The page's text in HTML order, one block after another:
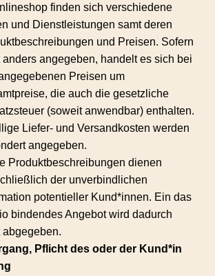
finden sich verschiedene
und Dienstleistungen samt deren
und Preisen. Sofern
anders angegeben, handelt es sich bei
Preisen um
die auch die gesetzliche
(soweit anwendbar) enthalten.
Liefer- und Versandkosten werden
angegeben.
Produktbeschreibungen dienen
der unverbindlichen
potentieller Kund*innen. Ein das
bindendes Angebot wird dadurch
abgegeben.
Pflicht des oder der Kund*in